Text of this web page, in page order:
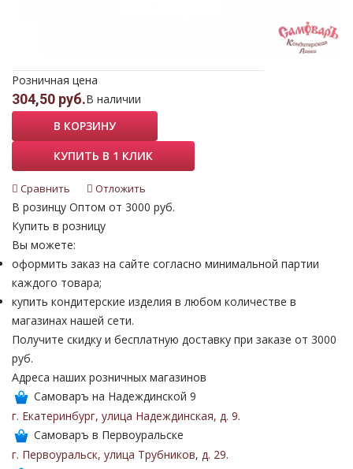
Розничная цена
304,50 руб.В наличии
В КОРЗИНУ
КУПИТЬ В 1 КЛИК
Сравнить Отложить
В розинцу Оптом от 3000 руб.
Купить в розницу
Вы можете:
оформить заказ на сайте согласно минимальной партии
каждого товара;
купить кондитерские изделия в любом количестве в
магазинах нашей сети.
Получите скидку и бесплатную доставку при заказе от 3000
руб.
Адреса наших розничных магазинов
Самоваръ на Надеждинской 9
г. Екатеринбург, улица Надеждинская, д. 9.
Самоваръ в Первоуральске
г. Первоуральск, улица Трубников, д. 29.